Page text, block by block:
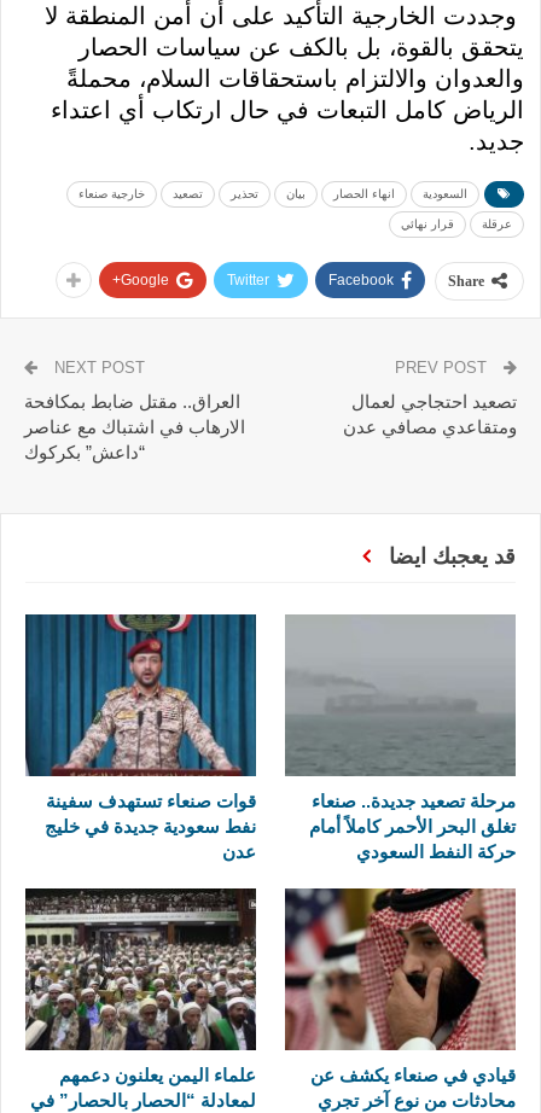
وجددت الخارجية التأكيد على أن أمن المنطقة لا
يتحقق بالقوة، بل بالكف عن سياسات الحصار
والعدوان والالتزام باستحقاقات السلام، محملةً
الرياض كامل التبعات في حال ارتكاب أي اعتداء
جديد.
السعودية انهاء الحصار بيان تحذير تصعيد خارجية صنعاء
عرقلة قرار نهائي
Share
Facebook
Twitter
Google+
تصعيد احتجاجي لعمال
ومتقاعدي مصافي عدن
NEXT POST
العراق.. مقتل ضابط بمكافحة
الارهاب في اشتباك مع عناصر
“داعش” بكركوك
قد يعجبك ايضا
مرحلة تصعيد جديدة.. صنعاء
تغلق البحر الأحمر كاملاً أمام
حركة النفط السعودي
قوات صنعاء تستهدف سفينة
نفط سعودية جديدة في خليج
عدن
قيادي في صنعاء يكشف عن
محادثات من نوع آخر تجري
علماء اليمن يعلنون دعمهم
لمعادلة “الحصار بالحصار” في